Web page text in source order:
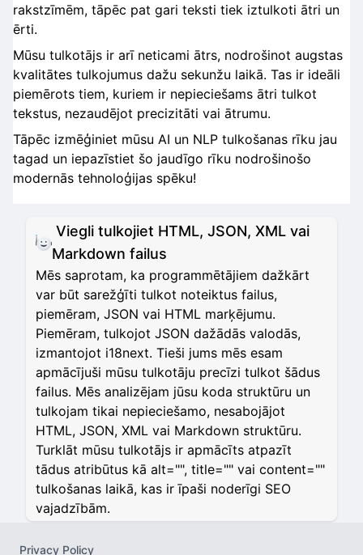
rakstzīmēm, tāpēc pat gari teksti tiek iztulkoti ātri un
ērti.
Mūsu tulkotājs ir arī neticami ātrs, nodrošinot augstas
kvalitātes tulkojumus dažu sekunžu laikā. Tas ir ideāli
piemērots tiem, kuriem ir nepieciešams ātri tulkot
tekstus, nezaudējot precizitāti vai ātrumu.
Tāpēc izmēģiniet mūsu AI un NLP tulkošanas rīku jau
tagad un iepazīstiet šo jaudīgo rīku nodrošinošo
modernās tehnoloģijas spēku!
Viegli tulkojiet HTML, JSON, XML vai
Markdown failus
Mēs saprotam, ka programmētājiem dažkārt
var būt sarežģīti tulkot noteiktus failus,
piemēram, JSON vai HTML marķējumu.
Piemēram, tulkojot JSON dažādās valodās,
izmantojot i18next. Tieši jums mēs esam
apmācījuši mūsu tulkotāju precīzi tulkot šādus
failus. Mēs analizējam jūsu koda struktūru un
tulkojam tikai nepieciešamo, nesabojājot
HTML, JSON, XML vai Markdown struktūru.
Turklāt mūsu tulkotājs ir apmācīts atpazīt
tādus atribūtus kā alt="", title="" vai content=""
tulkošanas laikā, kas ir īpaši noderīgi SEO
vajadzībām.
Privacy Policy